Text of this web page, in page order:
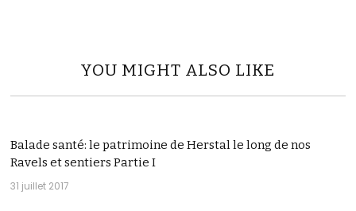
YOU MIGHT ALSO LIKE
Balade santé: le patrimoine de Herstal le long de nos
Ravels et sentiers Partie I
31 juillet 2017